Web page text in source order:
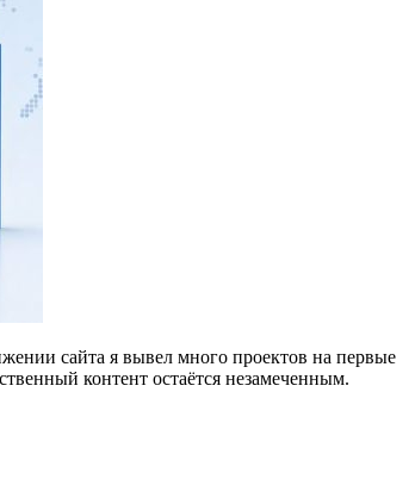
сайта я вывел много проектов на первые
контент остаётся незамеченным.